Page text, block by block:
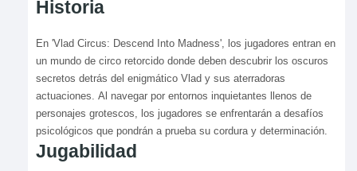
Historia
En 'Vlad Circus: Descend Into Madness', los jugadores entran en
un mundo de circo retorcido donde deben descubrir los oscuros
secretos detrás del enigmático Vlad y sus aterradoras
actuaciones. Al navegar por entornos inquietantes llenos de
personajes grotescos, los jugadores se enfrentarán a desafíos
psicológicos que pondrán a prueba su cordura y determinación.
Jugabilidad